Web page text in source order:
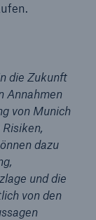
die Zukunft
Annahmen
von Munich
dazu
und die
von den